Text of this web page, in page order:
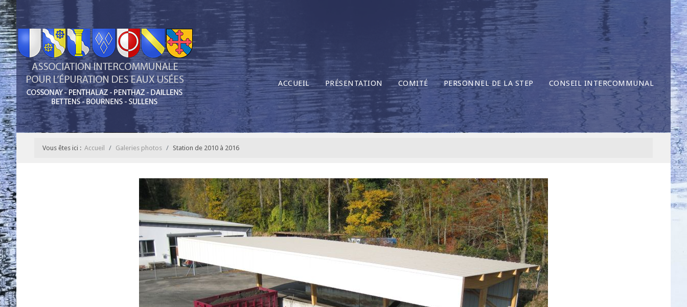
ACCUEIL PRÉSENTATION COMITÉ PERSONNEL DE LA STEP CONSEIL INTERCOMMUNAL
Vous êtes ici : Accueil Galeries photos Station de 2010 à 2016